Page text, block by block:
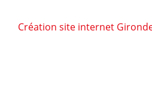
Création site internet